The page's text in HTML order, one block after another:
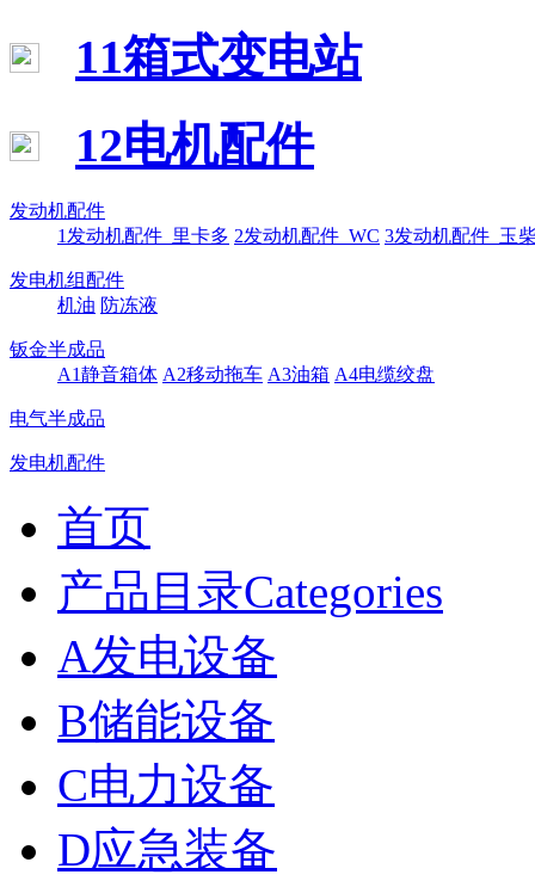
11箱式变电站
12电机配件
发动机配件
1发动机配件_里卡多 2发动机配件_WC 3发动机配件_玉
发电机组配件
机油 防冻液
钣金半成品
A1静音箱体 A2移动拖车 A3油箱 A4电缆绞盘
电气半成品
发电机配件
首页
产品目录Categories
A发电设备
B储能设备
C电力设备
D应急装备